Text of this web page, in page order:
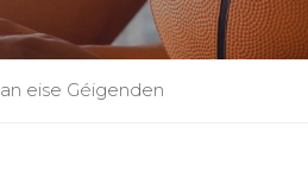
eise Géigenden